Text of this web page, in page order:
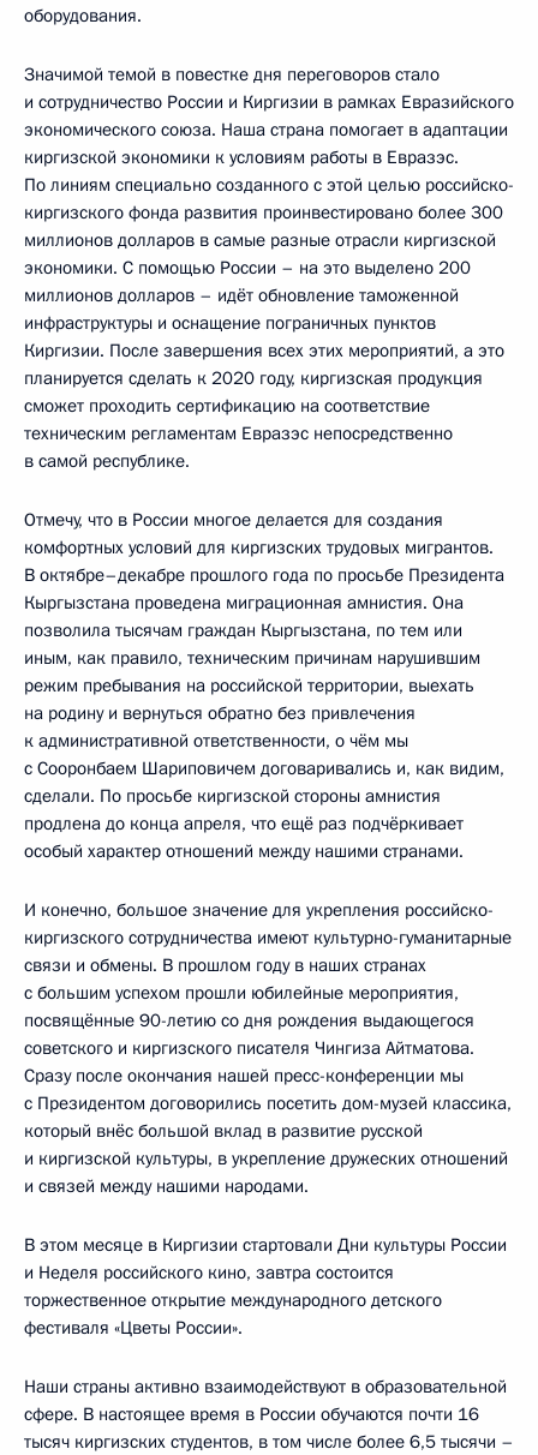
оборудования.
Значимой темой в повестке дня переговоров стало
и сотрудничество России и Киргизии в рамках Евразийского
экономического союза. Наша страна помогает в адаптации
киргизской экономики к условиям работы в Евразэс.
По линиям специально созданного с этой целью российско-
киргизского фонда развития проинвестировано более 300
миллионов долларов в самые разные отрасли киргизской
экономики. С помощью России – на это выделено 200
миллионов долларов – идёт обновление таможенной
инфраструктуры и оснащение пограничных пунктов
Киргизии. После завершения всех этих мероприятий, а это
планируется сделать к 2020 году, киргизская продукция
сможет проходить сертификацию на соответствие
техническим регламентам Евразэс непосредственно
в самой республике.
Отмечу, что в России многое делается для создания
комфортных условий для киргизских трудовых мигрантов.
В октябре–декабре прошлого года по просьбе Президента
Кыргызстана проведена миграционная амнистия. Она
позволила тысячам граждан Кыргызстана, по тем или
иным, как правило, техническим причинам нарушившим
режим пребывания на российской территории, выехать
на родину и вернуться обратно без привлечения
к административной ответственности, о чём мы
с Сооронбаем Шариповичем договаривались и, как видим,
сделали. По просьбе киргизской стороны амнистия
продлена до конца апреля, что ещё раз подчёркивает
особый характер отношений между нашими странами.
И конечно, большое значение для укрепления российско-
киргизского сотрудничества имеют культурно-гуманитарные
связи и обмены. В прошлом году в наших странах
с большим успехом прошли юбилейные мероприятия,
посвящённые 90-летию со дня рождения выдающегося
советского и киргизского писателя Чингиза Айтматова.
Сразу после окончания нашей пресс-конференции мы
с Президентом договорились посетить дом-музей классика,
который внёс большой вклад в развитие русской
и киргизской культуры, в укрепление дружеских отношений
и связей между нашими народами.
В этом месяце в Киргизии стартовали Дни культуры России
и Неделя российского кино, завтра состоится
торжественное открытие международного детского
фестиваля «Цветы России».
Наши страны активно взаимодействуют в образовательной
сфере. В настоящее время в России обучаются почти 16
тысяч киргизских студентов, в том числе более 6,5 тысячи –